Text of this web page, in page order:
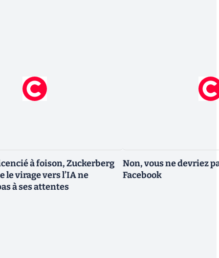
à foison, Zuckerberg
le virage vers l’IA ne
à ses attentes
Non, vous ne devriez
Facebook